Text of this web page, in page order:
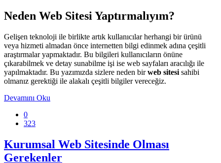
Neden Web Sitesi Yaptırmalıyım?
Gelişen teknoloji ile birlikte artık kullanıcılar herhangi bir ürünü
veya hizmeti almadan önce internetten bilgi edinmek adına çeşitli
araştırmalar yapmaktadır. Bu bilgileri kullanıcıların önüne
çıkarabilmek ve detay sunabilme işi ise web sayfaları aracılığı ile
yapılmaktadır. Bu yazımızda sizlere neden birweb sitesi sahibi
olmanız gerektiği ile alakalı çeşitli bilgiler vereceğiz.
Devamını Oku
0
323
Kurumsal Web Sitesinde Olması
Gerekenler